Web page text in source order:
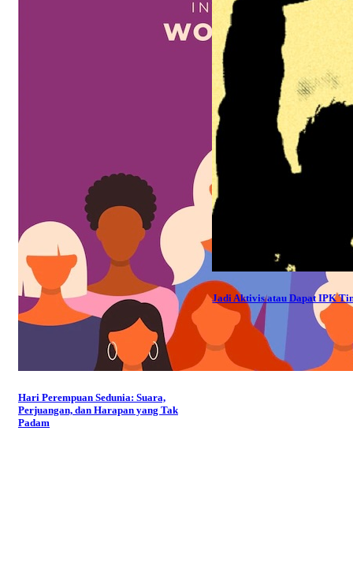
Hari Perempuan Sedunia: Suara,
Perjuangan, dan Harapan yang Tak
Padam
Jadi Aktivis atau Dapat IPK